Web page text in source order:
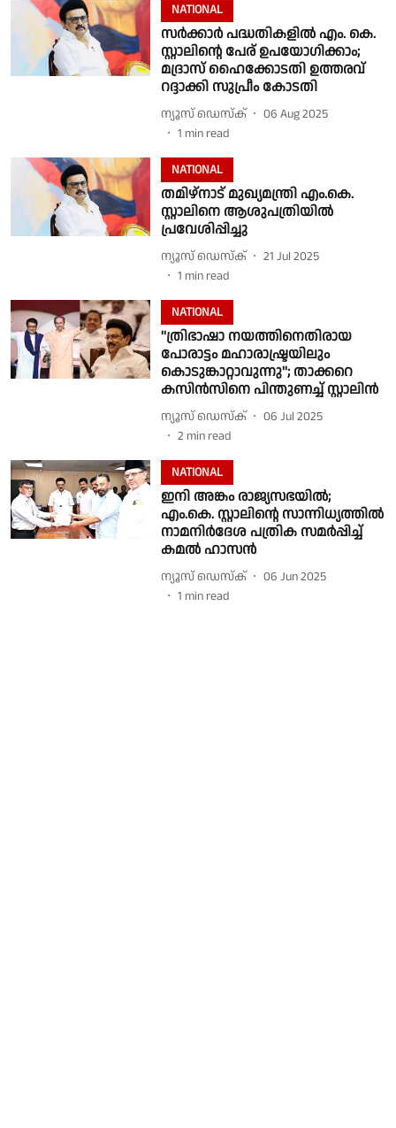
NATIONAL
സർക്കാർ പദ്ധതികളിൽ എം. കെ.
സ്റ്റാലിൻ്റെ പേര് ഉപയോഗിക്കാം;
മദ്രാസ് ഹൈക്കോടതി ഉത്തരവ്
റദ്ദാക്കി സുപ്രീം കോടതി
ന്യൂസ് ഡെസ്ക്
06 Aug 2025
1 min read
NATIONAL
തമിഴ്‌നാട് മുഖ്യമന്ത്രി എം.കെ.
സ്റ്റാലിനെ ആശുപത്രിയിൽ
പ്രവേശിപ്പിച്ചു
ന്യൂസ് ഡെസ്ക്
21 Jul 2025
1 min read
NATIONAL
''ത്രിഭാഷാ നയത്തിനെതിരായ
പോരാട്ടം മഹാരാഷ്ട്രയിലും
കൊടുങ്കാറ്റാവുന്നു''; താക്കറെ
കസിന്‍സിനെ പിന്തുണച്ച് സ്റ്റാലിന്‍
ന്യൂസ് ഡെസ്ക്
06 Jul 2025
2 min read
NATIONAL
ഇനി അങ്കം രാജ്യസഭയില്‍;
എം.കെ. സ്റ്റാലിന്റെ സാന്നിധ്യത്തില്‍
നാമനിർദേശ പത്രിക സമര്‍പ്പിച്ച്
കമല്‍ ഹാസന്‍
ന്യൂസ് ഡെസ്ക്
06 Jun 2025
1 min read